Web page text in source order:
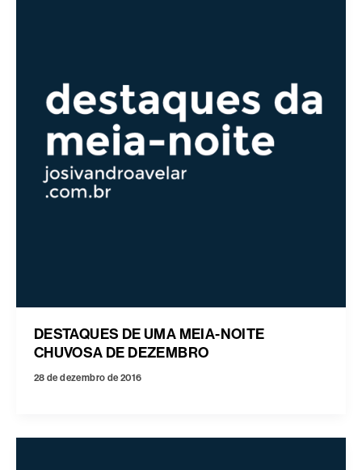
DESTAQUES DE UMA MEIA-NOITE
CHUVOSA DE DEZEMBRO
28 de dezembro de 2016